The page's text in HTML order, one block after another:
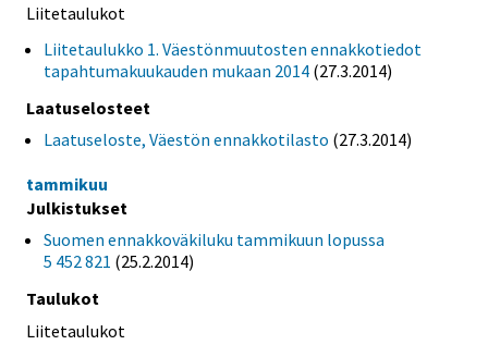
Liitetaulukot
Liitetaulukko 1. Väestönmuutosten ennakkotiedot
tapahtumakuukauden mukaan 2014 (27.3.2014)
Laatuselosteet
Laatuseloste, Väestön ennakkotilasto (27.3.2014)
tammikuu
Julkistukset
Suomen ennakkoväkiluku tammikuun lopussa
5 452 821 (25.2.2014)
Taulukot
Liitetaulukot